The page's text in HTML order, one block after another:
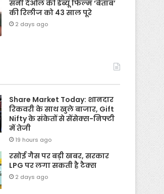
सनी देओल की डेब्यू फिल्म ‘बेताब’
की रिलीज को 43 साल पूरे
2 days ago
Share Market Today: शानदार
रिकवरी के साथ खुले बाजार, Gift
Nifty के संकेतों से सेंसेक्स-निफ्टी
में तेजी
19 hours ago
रसोई गैस पर बड़ी खबर, सरकार
LPG पर लगा सकती है टैक्स
2 days ago